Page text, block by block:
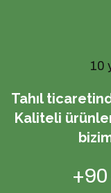
10
Tahıl
Kaliteli